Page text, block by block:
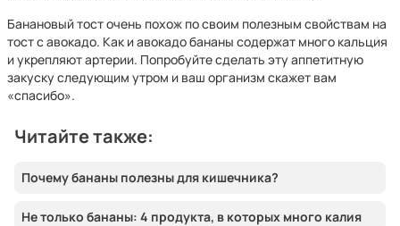
Банановый тост очень похож по своим полезным свойствам на
тост с авокадо. Как и авокадо бананы содержат много кальция
и укрепляют артерии. Попробуйте сделать эту аппетитную
закуску следующим утром и ваш организм скажет вам
«спасибо».
Читайте также:
Почему бананы полезны для кишечника?
Не только бананы: 4 продукта, в которых много калия